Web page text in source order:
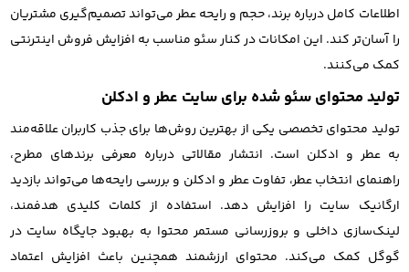
اطلاعات کامل درباره برند، حجم و رایحه عطر می‌تواند تصمیم‌گیری مشتریان
را آسان‌تر کند. این امکانات در کنار سئو مناسب به افزایش فروش اینترنتی
کمک می‌کنند.
تولید محتوای سئو شده برای سایت عطر و ادکلن
تولید محتوای تخصصی یکی از بهترین روش‌ها برای جذب کاربران علاقه‌مند
به عطر و ادکلن است. انتشار مقالاتی درباره معرفی برندهای مطرح،
راهنمای انتخاب عطر، تفاوت عطر و ادکلن و بررسی رایحه‌ها می‌تواند بازدید
ارگانیک سایت را افزایش دهد. استفاده از کلمات کلیدی هدفمند،
لینک‌سازی داخلی و بروزرسانی مستمر محتوا به بهبود جایگاه سایت در
گوگل کمک می‌کند. محتوای ارزشمند همچنین باعث افزایش اعتماد